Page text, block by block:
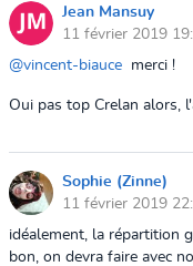
Jean Mansuy
11 février 2019
@vincent-biauce merci !
Oui pas top Crelan alors,
Sophie (Zinne)
11 février 2019
idéalement, la répartition
bon, on devra faire avec